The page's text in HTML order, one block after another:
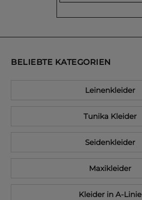
BELIEBTE KATEGORIEN
Leinenkleider
Tunika Kleider
Seidenkleider
Maxikleider
Kleider in A-Linie